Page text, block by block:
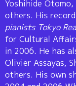
Yoshihide Otomo,
others. His
pianists Tokyo
for Cultural
in 2006. He has
Olivier Assayas,
others. His own